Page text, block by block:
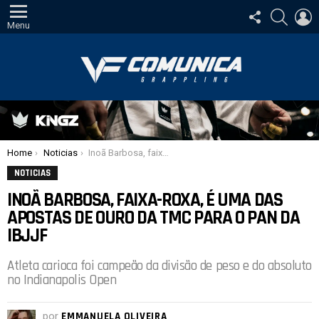
Menu
SIGA-
NOS
Você está aqui:
Home Noticias Inoã Barbosa, faixa-roxa, é uma das apostas de ouro da TMC para o Pan da IBJJF
NOTICIAS
INOÃ BARBOSA, FAIXA-ROXA, É UMA DAS
APOSTAS DE OURO DA TMC PARA O PAN DA
IBJJF
Atleta carioca foi campeão da divisão de peso e do absoluto
no Indianapolis Open
por EMMANUELA OLIVEIRA